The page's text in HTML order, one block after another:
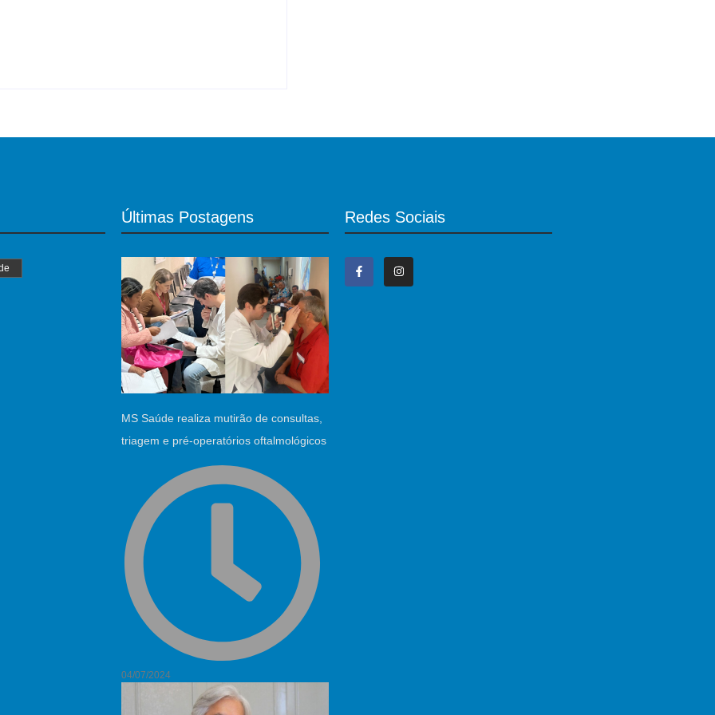
Últimas Postagens
MS Saúde realiza mutirão de consultas,
triagem e pré-operatórios oftalmológicos
04/07/2024
Redes Sociais